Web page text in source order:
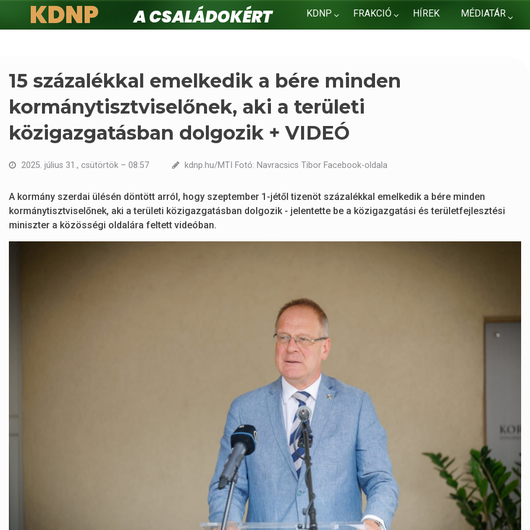
KDNP FRAKCIÓ HÍREK MÉDIATÁR
KDNP
A családokért.
15 százalékkal emelkedik a bére minden
kormánytisztviselőnek, aki a területi
közigazgatásban dolgozik + VIDEÓ
2025. július 31., csütörtök – 08:57 kdnp.hu/MTI Fotó: Navracsics Tibor Facebook-oldala
A kormány szerdai ülésén döntött arról, hogy szeptember 1-jétől tizenöt százalékkal emelkedik a bére minden
kormánytisztviselőnek, aki a területi közigazgatásban dolgozik - jelentette be a közigazgatási és területfejlesztési
miniszter a közösségi oldalára feltett videóban.